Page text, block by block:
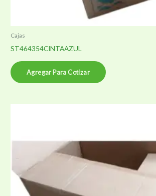
Cajas
ST464354CINTAAZUL
Agregar Para Cotizar